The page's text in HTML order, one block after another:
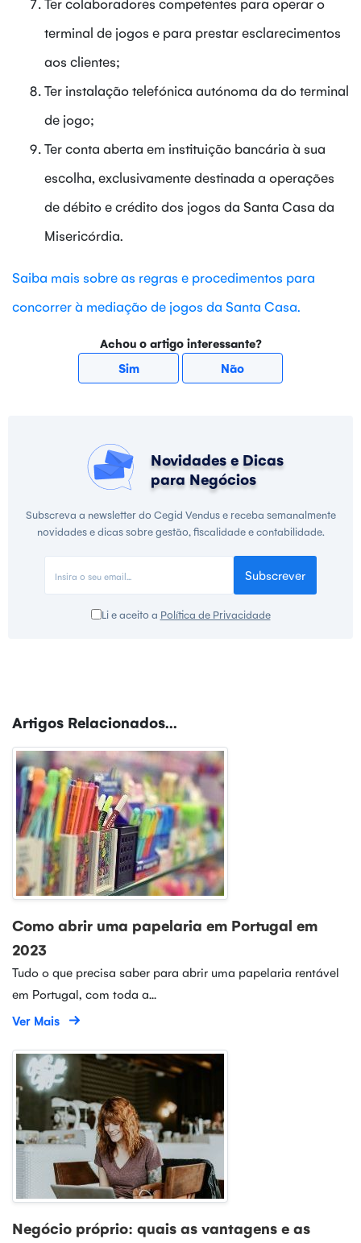
terminal de jogos e para prestar esclarecimentos
aos clientes;
Ter instalação telefónica autónoma da do terminal
de jogo;
Ter conta aberta em instituição bancária à sua
escolha, exclusivamente destinada a operações
de débito e crédito dos jogos da Santa Casa da
Misericórdia.
Saiba mais sobre as regras e procedimentos para
concorrer à mediação de jogos da Santa Casa.
Achou o artigo interessante?
Sim
Não
Novidades e Dicas
para Negócios
Subscreva a newsletter do Cegid Vendus e receba semanalmente
novidades e dicas sobre gestão, fiscalidade e contabilidade.
Subscrever
Li e aceito a Política de Privacidade
Artigos Relacionados...
Como abrir uma papelaria em Portugal em
2023
Tudo o que precisa saber para abrir uma papelaria rentável
em Portugal, com toda a...
Ver Mais
Negócio próprio: quais as vantagens e as